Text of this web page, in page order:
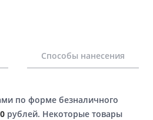
Способы нанесения
по форме безналичного
рублей. Некоторые товары